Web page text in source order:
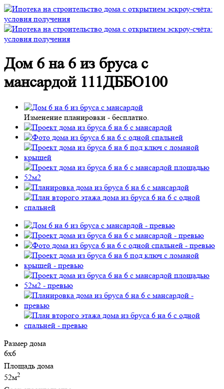
Дом 6 на 6 из бруса с
мансардой 111ДББО100
Изменение планировки - бесплатно.
Размер дома
6х6
Площадь дома
52м2